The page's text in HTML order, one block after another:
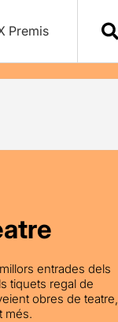
Premis
entrades dels
tiquets regal de
obres de teatre,
més.